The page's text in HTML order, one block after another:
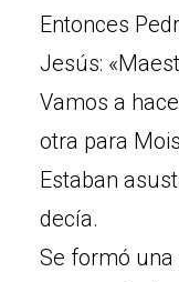
Entonces
Jesús:
Vamos a
otra para
Estaban
decía.
Se formó una